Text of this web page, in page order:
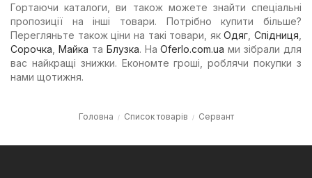
Гортаючи каталоги, ви також можете знайти спеціальні
пропозиції на інші товари. Потрібно купити більше?
Перегляньте також ціни на такі товари, якОдяг Спідниця
Сорочка Майка та Блузка. НаOferlo.com.ua ми зібрали для
вас найкращі знижки. Економте гроші, роблячи покупки з
нами щотижня.
Головна Список товарів Сервант